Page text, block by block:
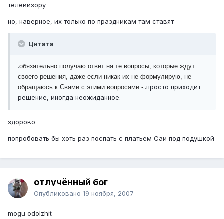
телевизору
но, наверное, их только по праздникам там ставят
Цитата
.обязательно получаю ответ на те вопросы, которые ждут
своего решения, даже если никак их не формулирую, не
обращаюсь к Свами с этими вопросами -..просто приходит
решение, иногда неожиданное.
здорово
попробовать бы хоть раз поспать с платьем Саи под подушкой
отлучённый бог
Опубликовано 19 ноября, 2007
mogu odolzhit